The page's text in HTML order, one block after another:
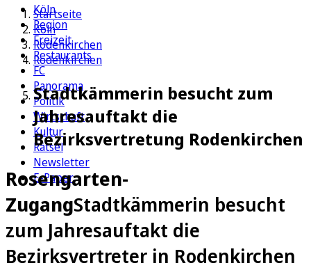
Köln
Region
Freizeit
Restaurants
FC
Panorama
Politik
Wirtschaft
Kultur
Rätsel
Newsletter
E-Paper
Startseite
Köln
Rodenkirchen
Rodenkirchen
Stadtkämmerin besucht zum
Jahresauftakt die
Bezirksvertretung Rodenkirchen
Rosengarten-
ZugangStadtkämmerin besucht
zum Jahresauftakt die
Bezirksvertreter in Rodenkirchen